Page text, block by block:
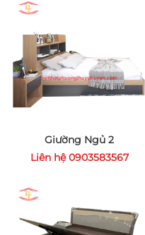
Giường Ngủ 2
Liên hệ 0903583567